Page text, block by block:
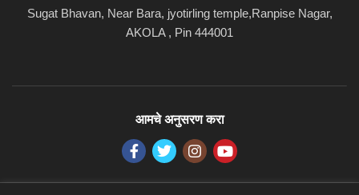
Sugat Bhavan, Near Bara, jyotirling temple,Ranpise Nagar,
AKOLA , Pin 444001
आमचे अनुसरण करा